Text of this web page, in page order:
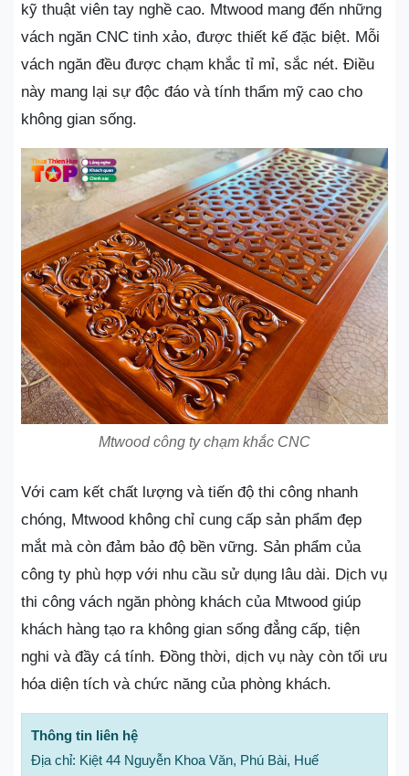
kỹ thuật viên tay nghề cao. Mtwood mang đến những
vách ngăn CNC tinh xảo, được thiết kế đặc biệt. Mỗi
vách ngăn đều được chạm khắc tỉ mỉ, sắc nét. Điều
này mang lại sự độc đáo và tính thẩm mỹ cao cho
không gian sống.
Mtwood công ty chạm khắc CNC
Với cam kết chất lượng và tiến độ thi công nhanh
chóng, Mtwood không chỉ cung cấp sản phẩm đẹp
mắt mà còn đảm bảo độ bền vững. Sản phẩm của
công ty phù hợp với nhu cầu sử dụng lâu dài. Dịch vụ
thi công vách ngăn phòng khách của Mtwood giúp
khách hàng tạo ra không gian sống đẳng cấp, tiện
nghi và đầy cá tính. Đồng thời, dịch vụ này còn tối ưu
hóa diện tích và chức năng của phòng khách.
Thông tin liên hệ
Địa chỉ: Kiệt 44 Nguyễn Khoa Văn, Phú Bài, Huế